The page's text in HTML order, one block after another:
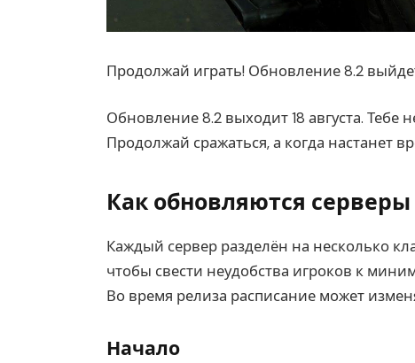
Продолжай играть! Обновление 8.2
Обновление 8.2 выходит 18 августа. Тебе
Продолжай сражаться, а когда настанет
Как обновляются серверы
Каждый сервер разделён на несколько
чтобы свести неудобства игроков к
Во время релиза расписание может
Начало